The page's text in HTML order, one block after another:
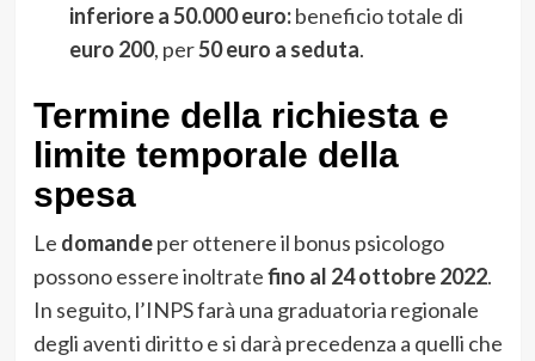
inferiore a 50.000 euro:beneficio totale di
euro 200, per50 euro a seduta.
Termine della richiesta e
limite temporale della
spesa
Le domandeper ottenere il bonus psicologo
possono essere inoltratefino al 24 ottobre 2022.
In seguito, l’INPS farà una graduatoria regionale
degli aventi diritto e si darà precedenza a quelli che